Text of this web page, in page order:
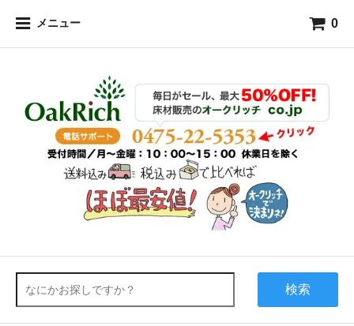
メニュー 0
検索